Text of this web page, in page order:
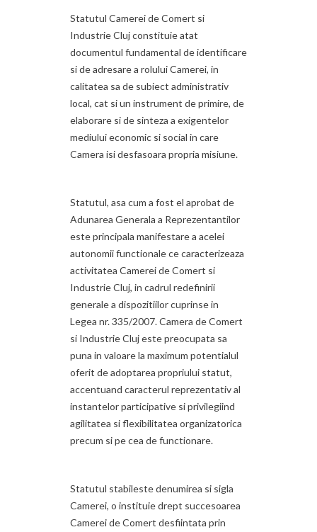
Statutul Camerei de Comert si
Industrie Cluj constituie atat
documentul fundamental de identificare
si de adresare a rolului Camerei, in
calitatea sa de subiect administrativ
local, cat si un instrument de primire, de
elaborare si de sinteza a exigentelor
mediului economic si social in care
Camera isi desfasoara propria misiune.
Statutul, asa cum a fost el aprobat de
Adunarea Generala a Reprezentantilor
este principala manifestare a acelei
autonomii functionale ce caracterizeaza
activitatea Camerei de Comert si
Industrie Cluj, in cadrul redefinirii
generale a dispozitiilor cuprinse in
Legea nr. 335/2007. Camera de Comert
si Industrie Cluj este preocupata sa
puna in valoare la maximum potentialul
oferit de adoptarea propriului statut,
accentuand caracterul reprezentativ al
instantelor participative si privilegiind
agilitatea si flexibilitatea organizatorica
precum si pe cea de functionare.
Statutul stabileste denumirea si sigla
Camerei, o instituie drept succesoarea
Camerei de Comert desfiintata prin